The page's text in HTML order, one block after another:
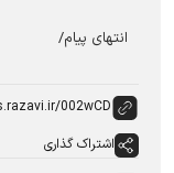
انتهای پیام/
اشتراک گذاری